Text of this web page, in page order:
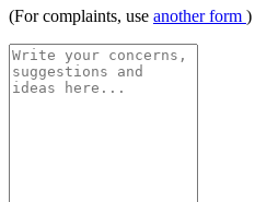
(For complaints, use another form )